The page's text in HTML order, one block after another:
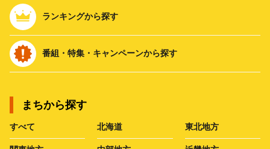
ランキングから探す
番組・特集・キャンペーンから探す
まちから探す
すべて 北海道 東北地方